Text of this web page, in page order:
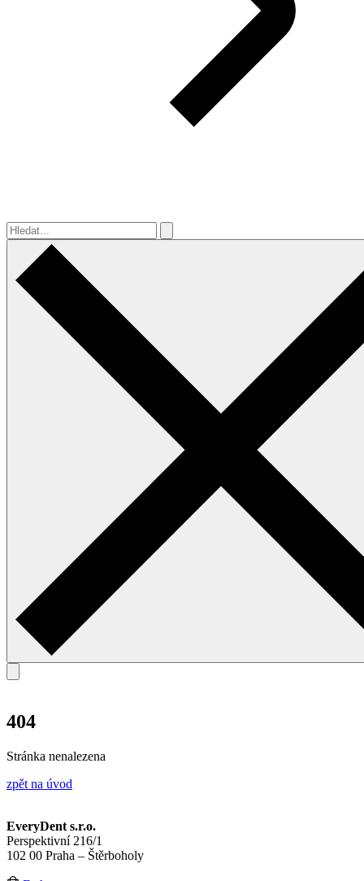
Hledat...
404
Stránka nenalezena
zpět na úvod
EveryDent s.r.o.
Perspektivní 216/1
102 00 Praha – Štěrboholy